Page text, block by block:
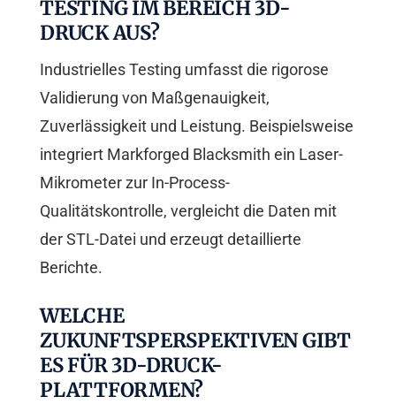
TESTING IM BEREICH 3D-
DRUCK AUS?
Industrielles Testing umfasst die rigorose
Validierung von Maßgenauigkeit,
Zuverlässigkeit und Leistung. Beispielsweise
integriert Markforged Blacksmith ein Laser-
Mikrometer zur In-Process-
Qualitätskontrolle, vergleicht die Daten mit
der STL-Datei und erzeugt detaillierte
Berichte.
WELCHE
ZUKUNFTSPERSPEKTIVEN GIBT
ES FÜR 3D-DRUCK-
PLATTFORMEN?